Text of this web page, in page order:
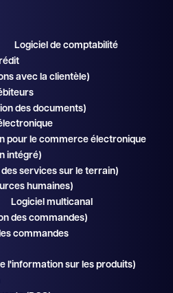
Logiciel de comptabilité
avec la clientèle)
des documents)
pour le commerce électronique
intégré)
des services sur le terrain)
humaines)
Logiciel multicanal
des commandes)
commandes
l'information sur les produits)